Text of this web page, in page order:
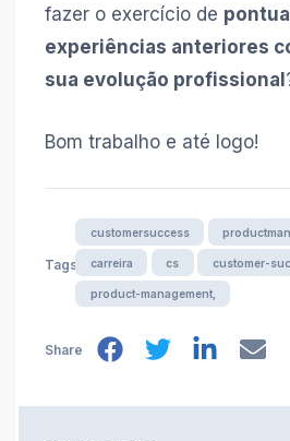
fazer o exercício de
experiências anteriores
sua evolução profissional
Bom trabalho e até logo!
Tags
customersuccess
carreira cs customer-
product-management,
Share